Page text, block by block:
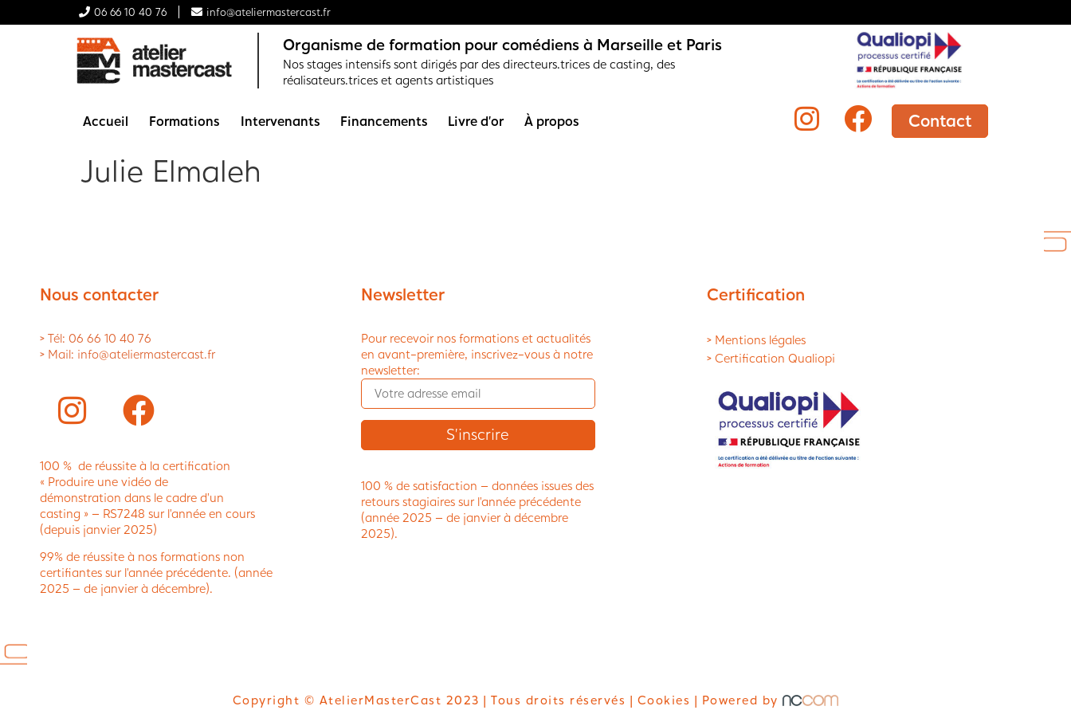
06 66 10 40 76 info@ateliermastercast.fr
Organisme de formation pour comédiens à Marseille et Paris
Nos stages intensifs sont dirigés par des directeurs.trices de casting, des
réalisateurs.trices et agents artistiques
Accueil Formations Intervenants Financements Livre d’or À propos Contact
Julie Elmaleh
Nous contacter
> Tél: 06 66 10 40 76
> Mail: info@ateliermastercast.fr
100 % de réussite à la certification
« Produire une vidéo de
démonstration dans le cadre d’un
casting » – RS7248 sur l’année en cours
(depuis janvier 2025)
99% de réussite à nos formations non
certifiantes sur l’année précédente. (année
2025 – de janvier à décembre).
Newsletter
Pour recevoir nos formations et actualités
en avant-première, inscrivez-vous à notre
newsletter:
100 % de satisfaction – données issues des
retours stagiaires sur l’année précédente
(année 2025 – de janvier à décembre
2025).
Certification
> Mentions légales
> Certification Qualiopi
Copyright © AtelierMasterCast 2023 | Tous droits réservés | Cookies | Powered by